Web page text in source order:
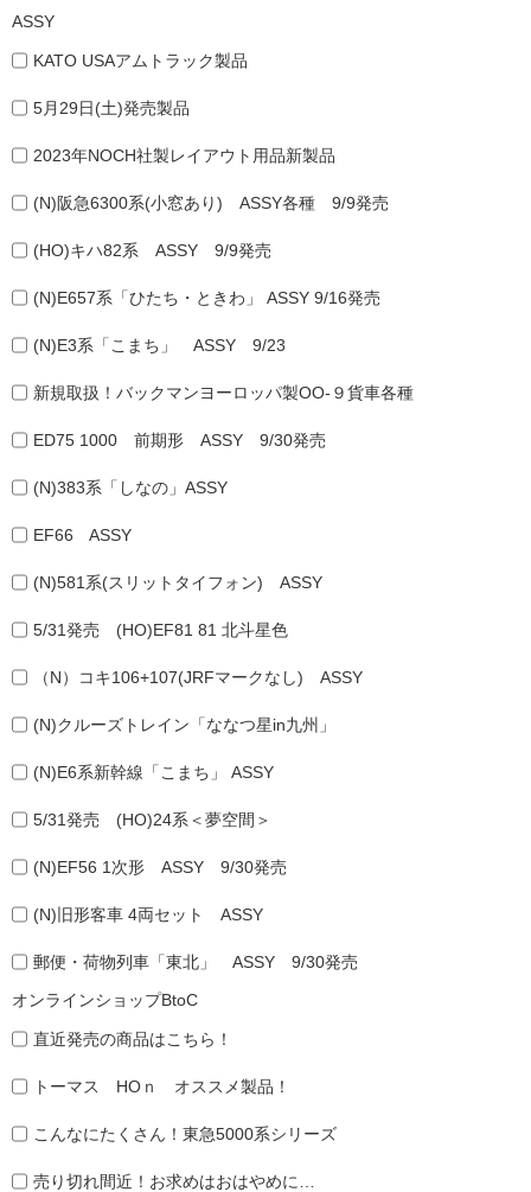
ASSY
KATO USAアムトラック製品
5月29日(土)発売製品
2023年NOCH社製レイアウト用品新製品
(N)阪急6300系(小窓あり) ASSY各種 9/9発売
(HO)キハ82系 ASSY 9/9発売
(N)E657系「ひたち・ときわ」 ASSY 9/16発売
(N)E3系「こまち」 ASSY 9/23
新規取扱！バックマンヨーロッパ製OO-９貨車各種
ED75 1000 前期形 ASSY 9/30発売
(N)383系「しなの」ASSY
EF66 ASSY
(N)581系(スリットタイフォン) ASSY
5/31発売 (HO)EF81 81 北斗星色
（N）コキ106+107(JRFマークなし) ASSY
(N)クルーズトレイン「ななつ星in九州」
(N)E6系新幹線「こまち」 ASSY
5/31発売 (HO)24系＜夢空間＞
(N)EF56 1次形 ASSY 9/30発売
(N)旧形客車 4両セット ASSY
郵便・荷物列車「東北」 ASSY 9/30発売
オンラインショップBtoC
直近発売の商品はこちら！
トーマス HOｎ オススメ製品！
こんなにたくさん！東急5000系シリーズ
売り切れ間近！お求めはおはやめに…